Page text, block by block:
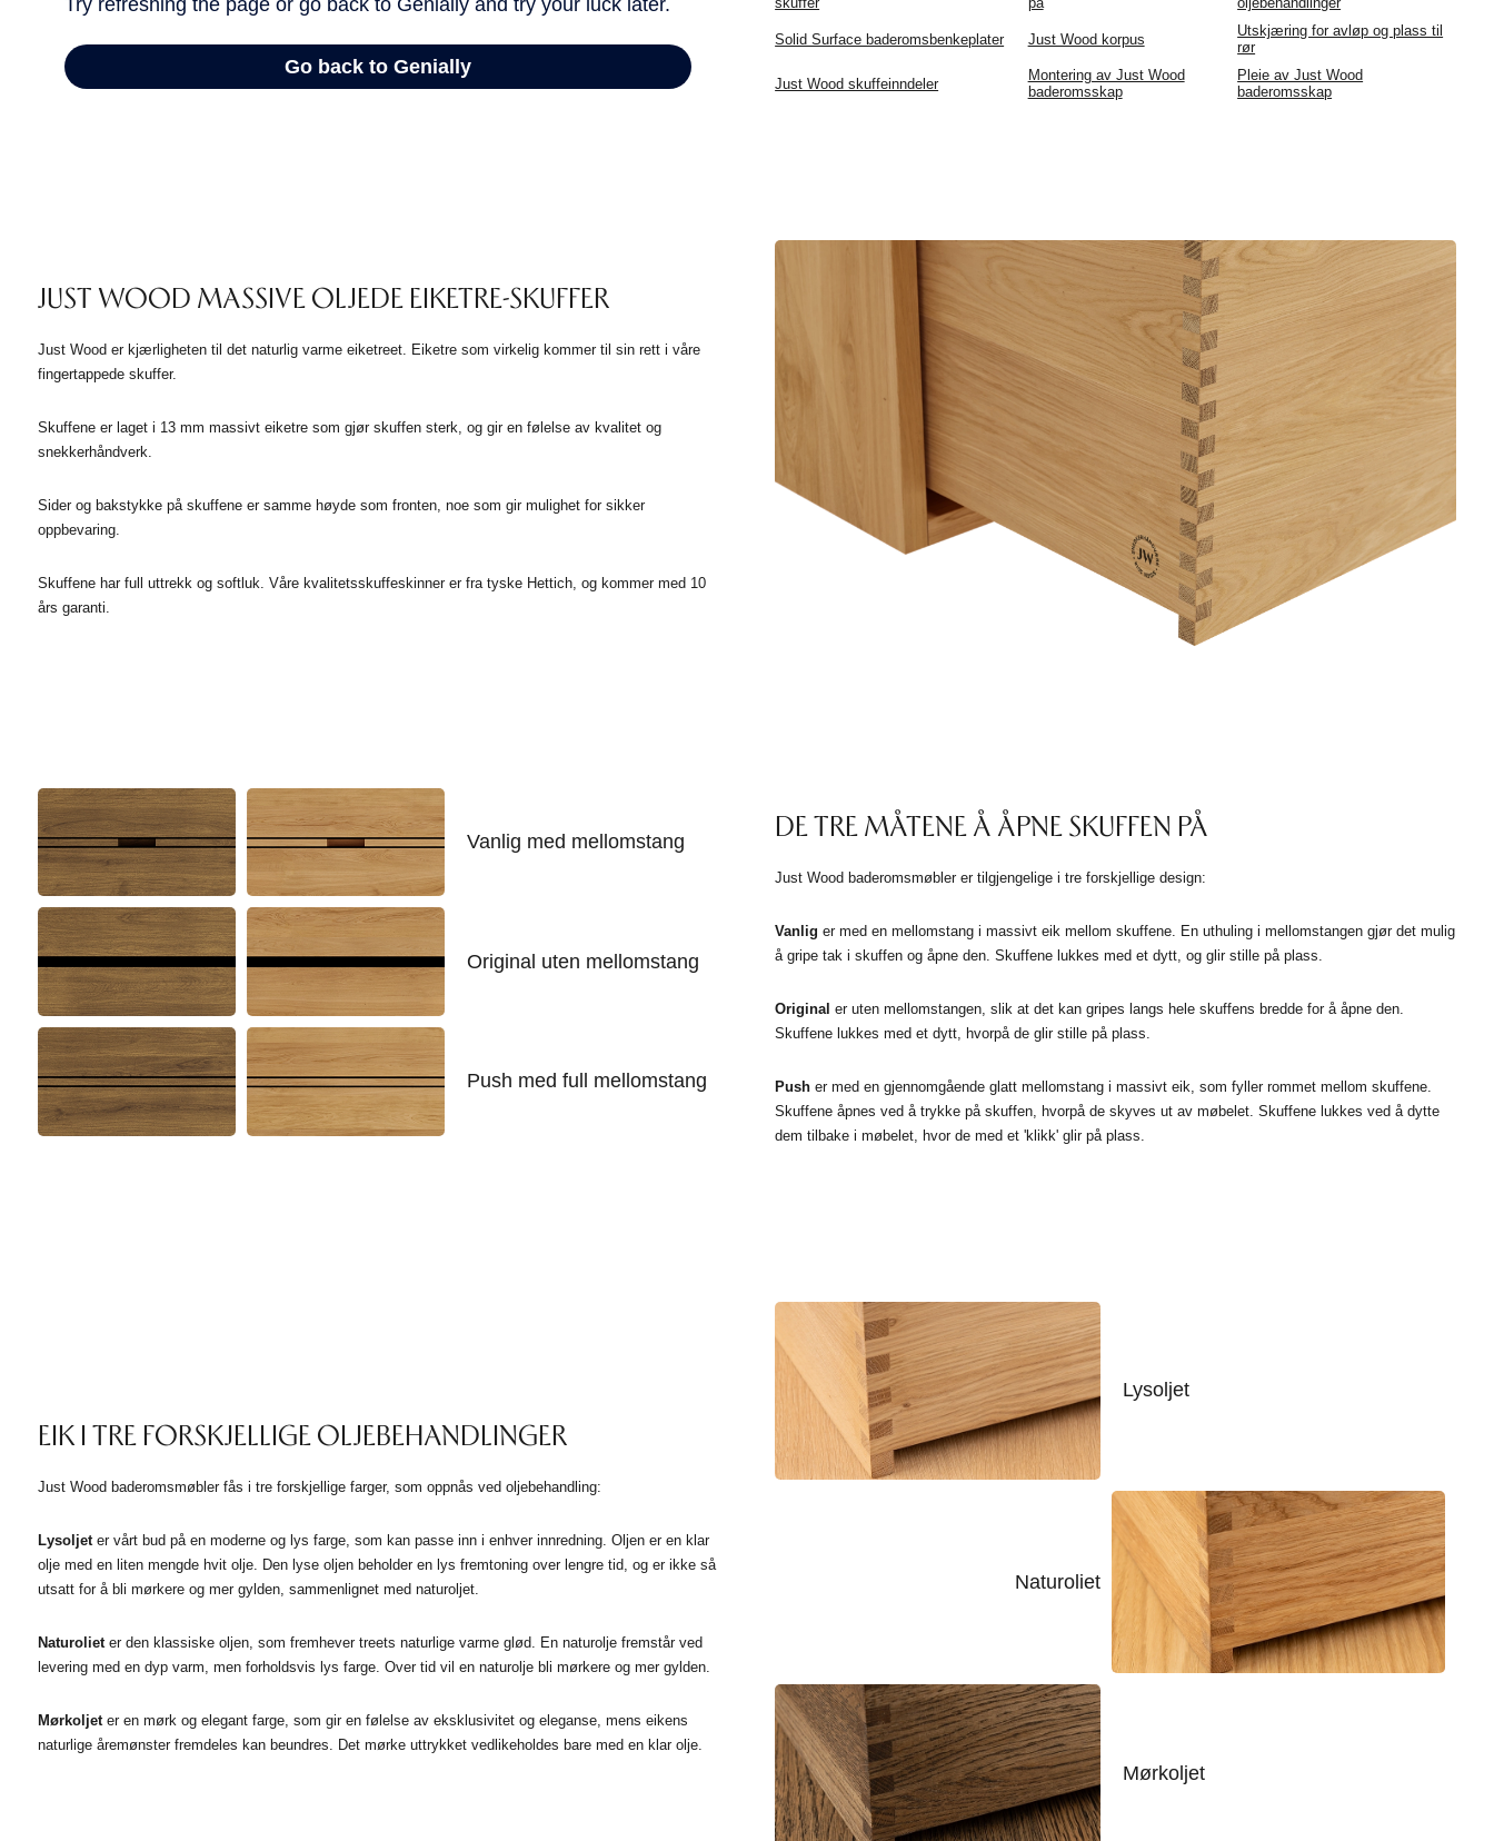
Solid Surface baderomsbenkeplater Just Wood korpus
Utskjæring for avløp og plass til
rør
Just Wood skuffeinndeler
Montering av Just Wood
baderomsskap
Pleie av Just Wood
baderomsskap
JUST WOOD MASSIVE OLJEDE EIKETRE-SKUFFER
Just Wood er kjærligheten til det naturlig varme eiketreet. Eiketre som virkelig kommer til sin rett i våre
fingertappede skuffer.
Skuffene er laget i 13 mm massivt eiketre som gjør skuffen sterk, og gir en følelse av kvalitet og
snekkerhåndverk.
Sider og bakstykke på skuffene er samme høyde som fronten, noe som gir mulighet for sikker
oppbevaring.
Skuffene har full uttrekk og softluk. Våre kvalitetsskuffeskinner er fra tyske Hettich, og kommer med 10
års garanti.
Vanlig med mellomstang
Original uten mellomstang
Push med full mellomstang
DE TRE MÅTENE Å ÅPNE SKUFFEN PÅ
Just Wood baderomsmøbler er tilgjengelige i tre forskjellige design:
Vanlig er med en mellomstang i massivt eik mellom skuffene. En uthuling i mellomstangen gjør det mulig
å gripe tak i skuffen og åpne den. Skuffene lukkes med et dytt, og glir stille på plass.
Original er uten mellomstangen, slik at det kan gripes langs hele skuffens bredde for å åpne den.
Skuffene lukkes med et dytt, hvorpå de glir stille på plass.
Push er med en gjennomgående glatt mellomstang i massivt eik, som fyller rommet mellom skuffene.
Skuffene åpnes ved å trykke på skuffen, hvorpå de skyves ut av møbelet. Skuffene lukkes ved å dytte
dem tilbake i møbelet, hvor de med et 'klikk' glir på plass.
EIK I TRE FORSKJELLIGE OLJEBEHANDLINGER
Just Wood baderomsmøbler fås i tre forskjellige farger, som oppnås ved oljebehandling:
Lysoljeter vårt bud på en moderne og lys farge, som kan passe inn i enhver innredning. Oljen er en klar
olje med en liten mengde hvit olje. Den lyse oljen beholder en lys fremtoning over lengre tid, og er ikke så
utsatt for å bli mørkere og mer gylden, sammenlignet med naturoljet.
Naturolieter den klassiske oljen, som fremhever treets naturlige varme glød. En naturolje fremstår ved
levering med en dyp varm, men forholdsvis lys farge. Over tid vil en naturolje bli mørkere og mer gylden.
Mørkoljeter en mørk og elegant farge, som gir en følelse av eksklusivitet og eleganse, mens eikens
naturlige åremønster fremdeles kan beundres. Det mørke uttrykket vedlikeholdes bare med en klar olje.
Lysoljet
Naturoliet
Mørkoljet